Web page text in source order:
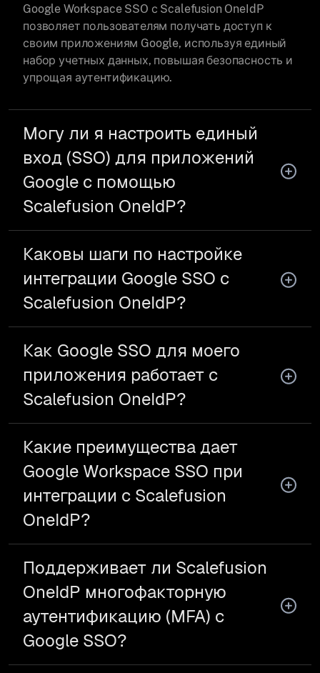
Google Workspace SSO с Scalefusion OneIdP
позволяет пользователям получать доступ к
своим приложениям Google, используя единый
набор учетных данных, повышая безопасность и
упрощая аутентификацию.
Могу ли я настроить единый
вход (SSO) для приложений
Google с помощью
Scalefusion OneIdP?
Каковы шаги по настройке
интеграции Google SSO с
Scalefusion OneIdP?
Как Google SSO для моего
приложения работает с
Scalefusion OneIdP?
Какие преимущества дает
Google Workspace SSO при
интеграции с Scalefusion
OneIdP?
Поддерживает ли Scalefusion
OneIdP многофакторную
аутентификацию (MFA) с
Google SSO?